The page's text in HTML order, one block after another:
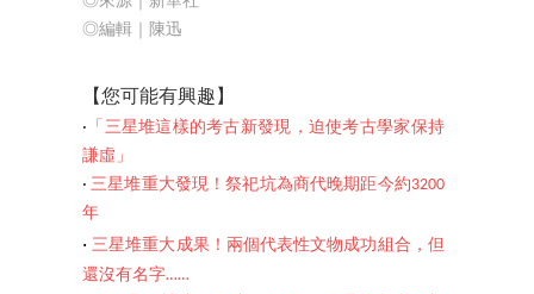
◎編輯｜陳迅
【您可能有興趣】
‧ 「三星堆這樣的考古新發現，迫使考古學家保持
謙虛」
‧三星堆重大發現！祭祀坑為商代晚期距今約3200
年
‧三星堆重大成果！兩個代表性文物成功組合，但
還沒有名字……